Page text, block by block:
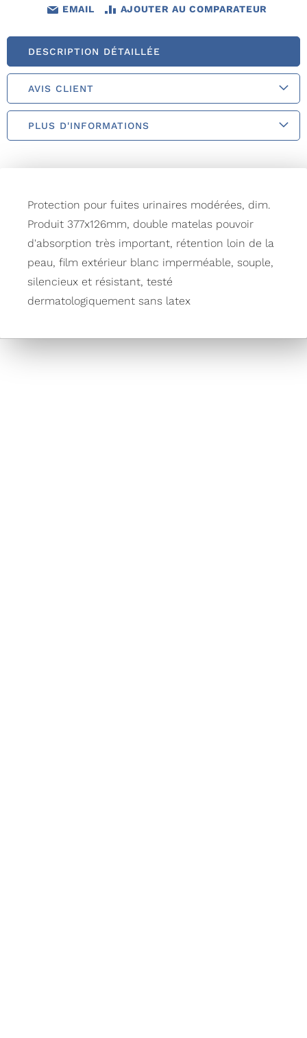
EMAIL AJOUTER AU COMPARATEUR
DESCRIPTION DÉTAILLÉE
AVIS CLIENT
PLUS D'INFORMATIONS
Protection pour fuites urinaires modérées, dim.
Produit 377x126mm, double matelas pouvoir
d'absorption très important, rétention loin de la
peau, film extérieur blanc imperméable, souple,
silencieux et résistant, testé
dermatologiquement sans latex